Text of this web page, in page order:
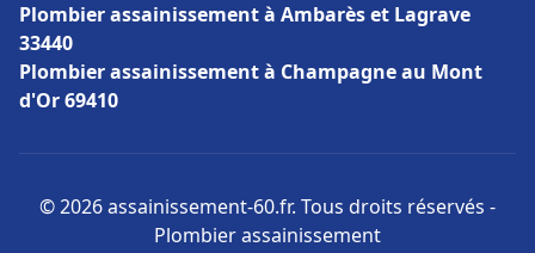
Plombier assainissement à Ambarès et Lagrave
33440
Plombier assainissement à Champagne au Mont
d'Or 69410
© 2026 assainissement-60.fr. Tous droits réservés -
Plombier assainissement